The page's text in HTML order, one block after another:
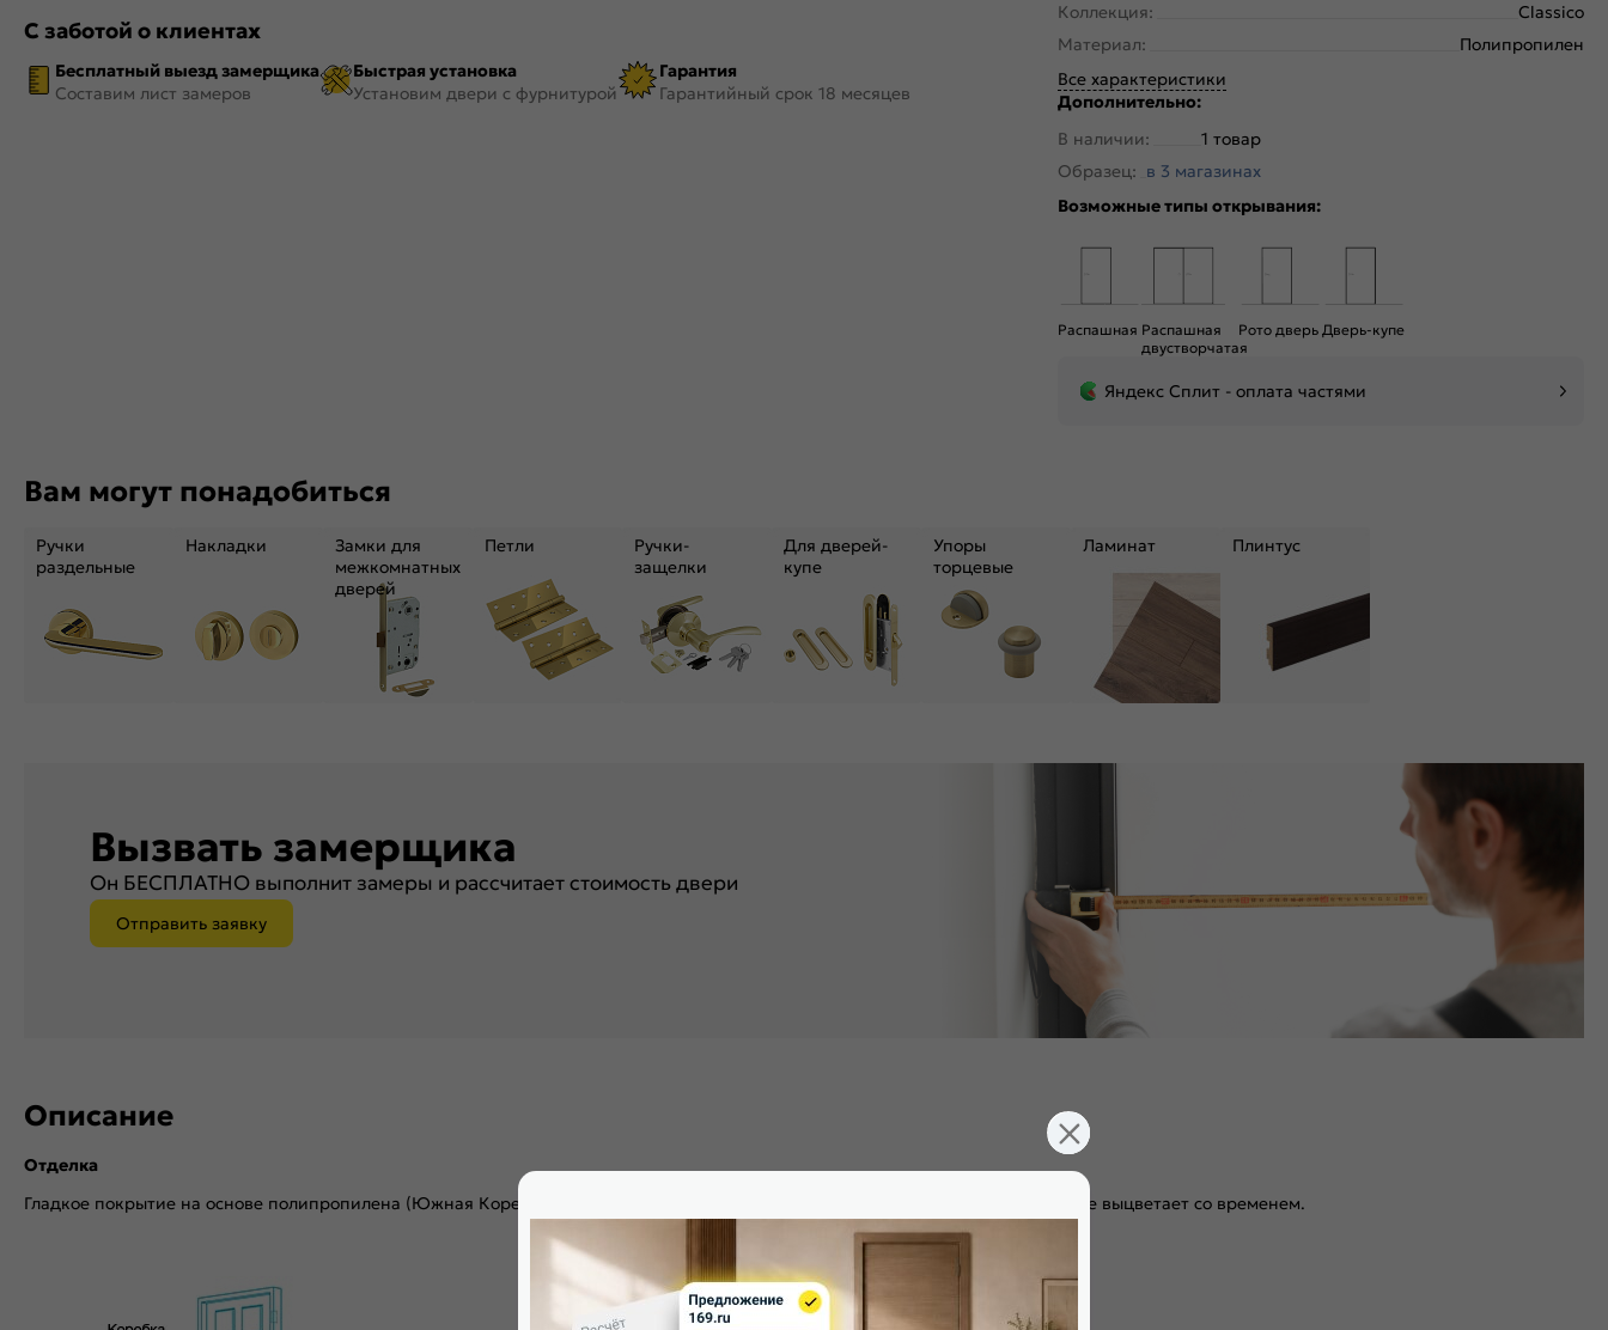
С заботой о клиентах
Бесплатный выезд замерщика
Составим лист замеров
Быстрая установка
Установим двери с фурнитурой
Гарантия
Гарантийный срок 18 месяцев
Коллекция:
Classico
Материал:
Полипропилен
Все характеристики
Дополнительно:
В наличии:
1 товар
Образец: в 3 магазинах
Возможные типы открывания:
Распашная Распашная
двустворчатая
Рото дверь Дверь-купе
Яндекс Сплит - оплата частями
Вам могут понадобиться
Ручки
раздельные
Накладки
Замки для
межкомнатных
дверей
Петли
Ручки-
защелки
Для дверей-
купе
Упоры
торцевые
Ламинат Плинтус
Вызвать замерщика
Он БЕСПЛАТНО выполнит замеры и рассчитает стоимость двери
Отправить заявку
Описание
Отделка
Гладкое покрытие на основе полипропилена (Южная Корея), имитирующее эмаль. Экологично, устойчиво к повреждениям, не выцветает со временем.